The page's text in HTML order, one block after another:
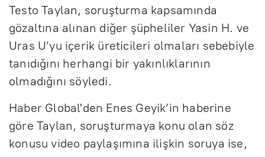
Testo Taylan, soruşturma kapsamında
gözaltına alınan diğer şüpheliler Yasin H. ve
Uras U’yu içerik üreticileri olmaları sebebiyle
tanıdığını herhangi bir yakınlıklarının
olmadığını söyledi.
Haber Global'den Enes Geyik’in haberine
göre Taylan, soruşturmaya konu olan söz
konusu video paylaşımına ilişkin soruya ise,